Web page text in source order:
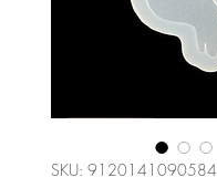
SKU: 9120141090584